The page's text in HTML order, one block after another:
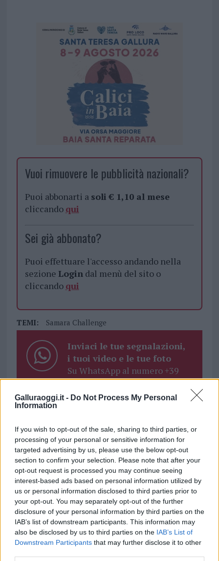
Galluraoggi.it - Do Not Process My Personal
Information
If you wish to opt-out of the sale, sharing to third parties, or
processing of your personal or sensitive information for
targeted advertising by us, please use the below opt-out
section to confirm your selection. Please note that after your
opt-out request is processed you may continue seeing
interest-based ads based on personal information utilized by
us or personal information disclosed to third parties prior to
your opt-out. You may separately opt-out of the further
disclosure of your personal information by third parties on the
IAB’s list of downstream participants. This information may
also be disclosed by us to third parties on the IAB’s List of
Downstream Participants that may further disclose it to other
Vuoi rimuovere le pubblicità nazionali?
Puoi abbonarti a soli € 1,10 al mese
cliccando qui
Sei già abbonato?
Puoi effettuare l'accesso andando nella
sezione Logindal menù del sito o
cliccando qui
TEMI: Samara Challenge
Inviaci le tue segnalazioni,
i tuoi video e le tue foto
Su WhatsApp al numero +39
345 356 7512
Notizie in tempo reale?
Entra nel canale telegram di
GalluraOggi.it
Ricevi le nostre ultime news
daGoogle News